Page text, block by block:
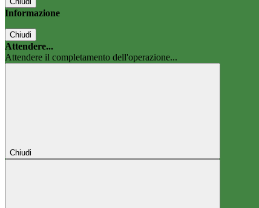
Informazione
Chiudi
Attendere...
Attendere il completamento dell'operazione...
Chiudi